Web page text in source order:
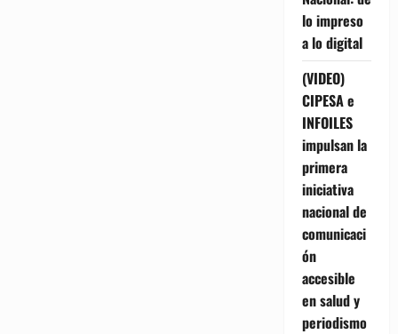
lo impreso
a lo digital
(VIDEO)
CIPESA e
INFOILES
impulsan la
primera
iniciativa
nacional de
comunicaci
ón
accesible
en salud y
periodismo